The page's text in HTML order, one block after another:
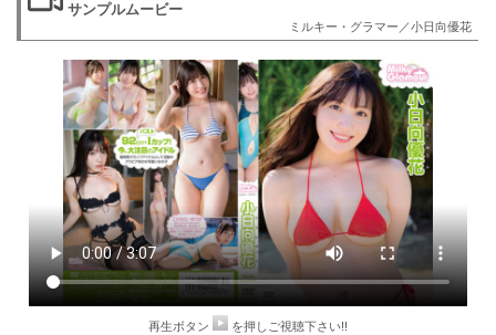
サンプルムービー
ミルキー・グラマー／小日向優花
再生ボタン を押しご視聴下さい!!